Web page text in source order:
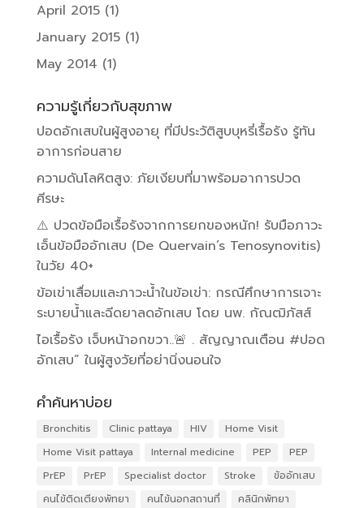
April 2015(1)
January 2015(1)
May 2014 (1)
ความรู้เกี่ยวกับสุขภาพ
ปอดอักเสบในผู้สูงอายุ ที่มีประวัติสูบบุหรี่เรื้อรัง รู้ทัน
อาการก่อนสาย
ความดันโลหิตสูง: ภัยเงียบที่มาพร้อมอาการปวด
ศีรษะ
⚠️ ปวดข้อมือเรื้อรังจากการยกของหนัก! รับมือภาวะ
เอ็นข้อมืออักเสบ (De Quervain’s Tenosynovitis)
ในวัย 40+
ข้อเข่าเสื่อมและภาวะน้ำในข้อเข่า: กรณีศึกษาการเจาะ
ระบายน้ำและฉีดยาลดอักเสบ โดย นพ. กัณฒิภัสส์
ไอเรื้อรัง เจ็บหน้าอกขวา..🚨 . สัญญาณเตือน #ปอด
อักเสบ” ในผู้สูงวัยที่อย่านิ่งนอนใจ
คำค้นหาบ่อย
Bronchitis Clinic pattaya HIV
Home Visit
Home Visit pattaya
Internal medicine PEP
PEP
PrEP
PrEP Specialist doctor Stroke
ข้ออักเสบ
คนไข้ติดเตียงพัทยา
คนไข้นอกสถานที่
คลินิกพัทยา